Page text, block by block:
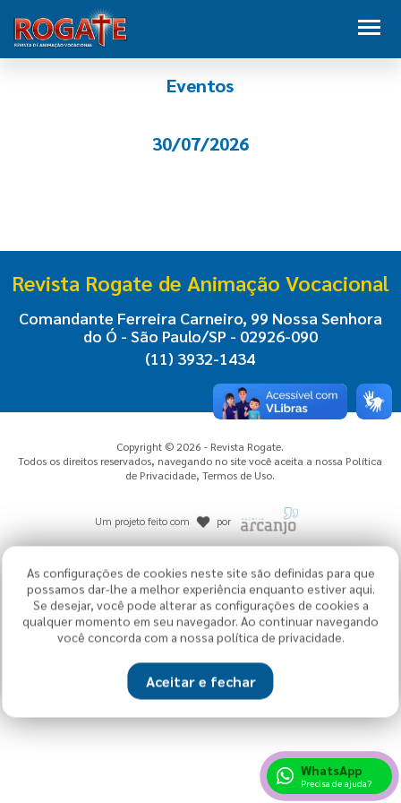
As configurações de cookies neste site são definidas para que
possamos dar-lhe a melhor experiência enquanto estiver aqui.
Se desejar, você pode alterar as configurações de cookies a
qualquer momento em seu navegador. Ao continuar navegando
você concorda com a nossa política de privacidade.
Aceitar e fechar
Eventos
30/07/2026
Revista Rogate de Animação Vocacional
Comandante Ferreira Carneiro, 99 Nossa Senhora
do Ó - São Paulo/SP - 02926-090
(11) 3932-1434
Copyright © 2026 - Revista Rogate.
Todos os direitos reservados, navegando no site você aceita a nossa Política
de Privacidade,Termos de Uso.
Um projeto feito com por
WhatsApp
Precisa de ajuda?